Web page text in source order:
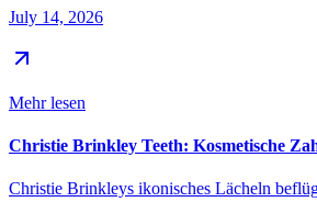
July 14, 2026
Mehr lesen
Christie Brinkley Teeth: Kosmetische
Christie Brinkleys ikonisches Lächeln